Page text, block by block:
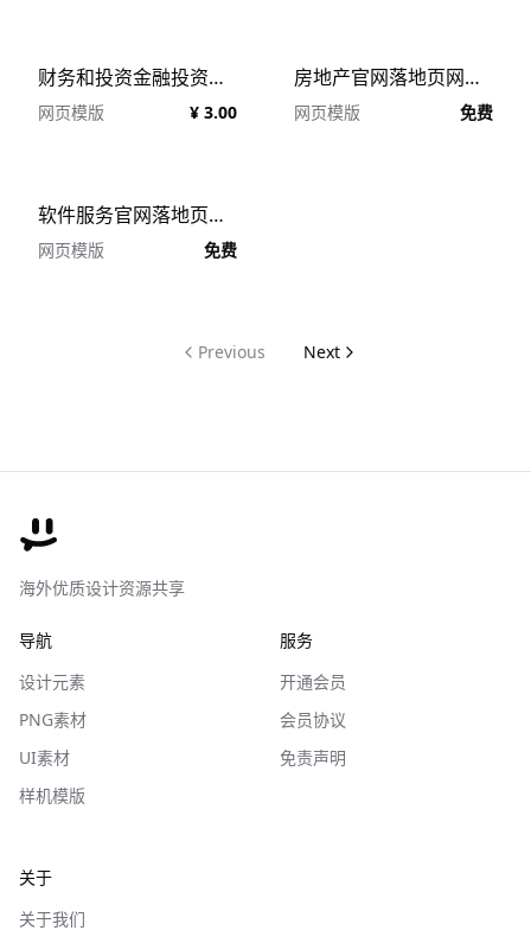
财务和投资金融投资网站落地页插画素材 Finance and InvestmentIllustration Vol 1
网页模版 ¥ 3.00
房地产官网落地页网页模板 Real Estate Landing Page 每日Web源文件分享
网页模版 免费
软件服务官网落地页设计 Kroduct – SaaS Product Landing 每日Web源文件分享
网页模版 免费
Previous Next
海外优质设计资源共享
导航
设计元素
PNG素材
UI素材
样机模版
服务
开通会员
会员协议
免责声明
关于
关于我们